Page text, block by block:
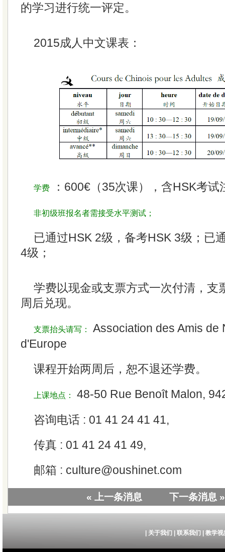
的学习进行统一评定。
2015成人中文课表：
学费 ：600€（35次课），含HSK考试
非初级班报名者需接受水平测试；
已通过HSK 2级，备考HSK 3级；已
4级；
学费以现金或支票方式一次付清，支
周后兑现。
支票抬头请写：
Association des Amis de
d'Europe
课程开始两周后，恕不退还学费。
上课地点： 48-50 Rue Benoît Malon,
咨询电话 : 01 41 24 41 41,
传真 : 01 41 24 41 49,
邮箱 : culture@oushinet.com
« 上一条消息 下一条消息 »
关于我们 联系我们 教学视